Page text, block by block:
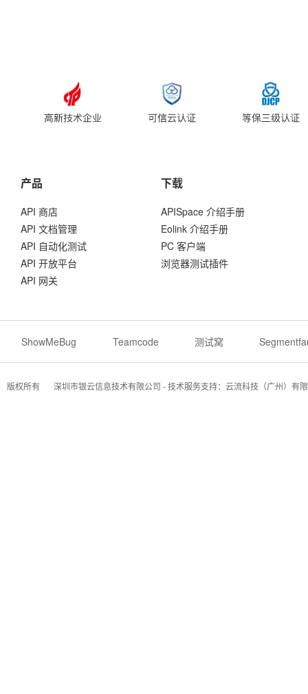
产品
API 商店
API 文档管理
API 自动化测试
API 开放平台
API 网关
下载
APISpace 介绍手册
Eolink 介绍手册
PC 客户端
浏览器测试插件
ShowMeBug Teamcode 测试窝
版权所有 深圳市银云信息技术有限公司 - 技术服务支持：云流科技（广州）有